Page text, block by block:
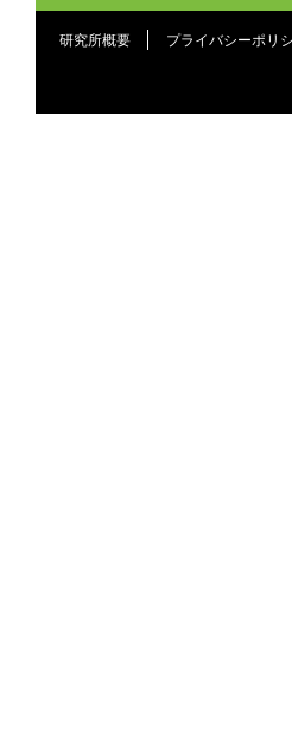
研究所概要 プライバシーポリ